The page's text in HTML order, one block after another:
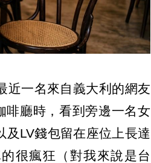
近一名來自義大利的網友
啡廳時，看到旁邊一名女
LV錢包留在座位上長達
很瘋狂（對我來說是台